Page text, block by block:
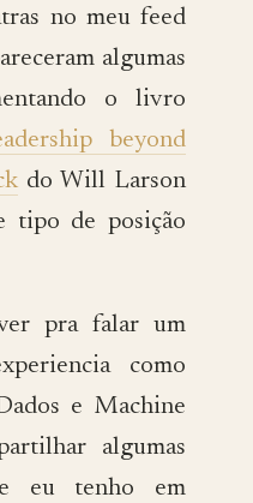
no meu feed
algumas
o livro
beyond
do Will Larson
tipo de posição
pra falar um
como
e Machine
algumas
eu tenho em